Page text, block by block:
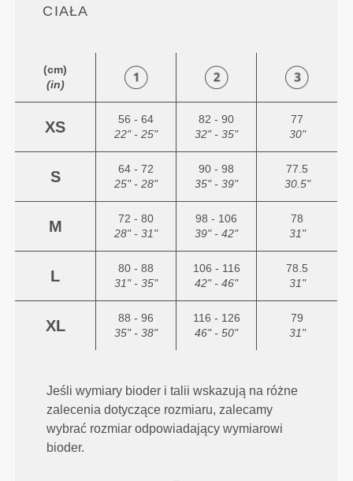
CIAŁA
(cm)
(in)
XS
56 - 64
22" - 25"
82 - 90
32" - 35"
77
30"
S
64 - 72
25" - 28"
90 - 98
35" - 39"
77.5
30.5"
M
72 - 80
28" - 31"
98 - 106
39" - 42"
78
31"
L
80 - 88
31" - 35"
106 - 116
42" - 46"
78.5
31"
XL
88 - 96
35" - 38"
116 - 126
46" - 50"
79
31"
Jeśli wymiary bioder i talii wskazują na różne
zalecenia dotyczące rozmiaru, zalecamy
wybrać rozmiar odpowiadający wymiarowi
bioder.